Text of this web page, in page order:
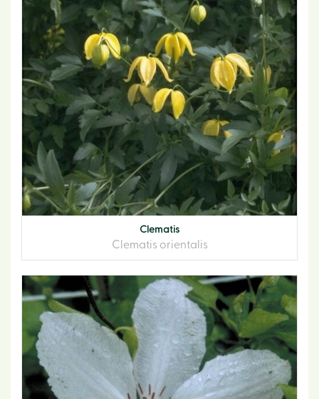
Clematis
Clematis orientalis